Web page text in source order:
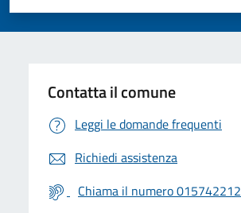
Valuta 5 stelle su 5
Valuta 4 stelle su 5
Valuta 3 stelle su 5
Valuta 2 stelle su 5
Valuta 1 stelle su 5
Contatta il comune
Leggi le domande frequenti
Richiedi assistenza
Chiama il numero 015742212